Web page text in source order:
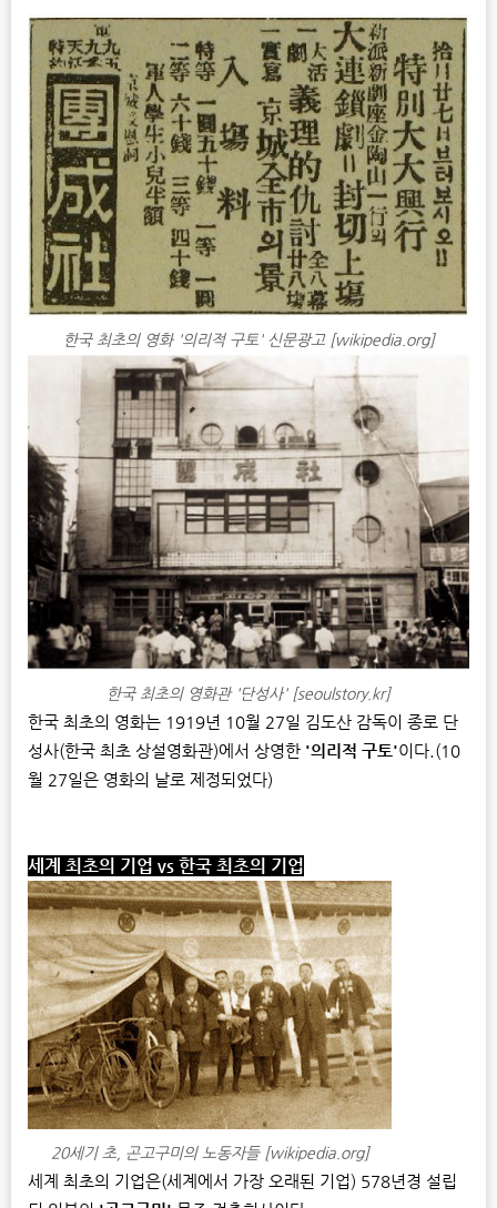
한국 최초의 영화 '의리적 구토' 신문광고 [wikipedia.org]
한국 최초의 영화관 '단성사' [seoulstory.kr]
한국 최초의 영화는 1919년 10월 27일 김도산 감독이 종로 단
성사(한국 최초 상설영화관)에서 상영한 '의리적 구토'이다.(10
월 27일은 영화의 날로 제정되었다)
세계 최초의 기업 vs 한국 최초의 기업
20세기 초, 곤고구미의 노동자들 [wikipedia.org]
세계 최초의 기업은(세계에서 가장 오래된 기업) 578년경 설립